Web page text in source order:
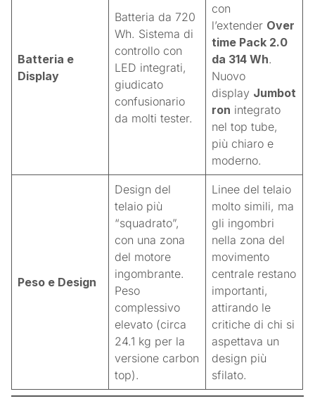
Batteria e
Display
Batteria da 720
Wh. Sistema di
controllo con
LED integrati,
giudicato
confusionario
da molti tester.
con
l’extender Over
time Pack 2.0
da 314 Wh.
Nuovo
display Jumbot
ron integrato
nel top tube,
più chiaro e
moderno.
Peso e Design
Design del
telaio più
“squadrato”,
con una zona
del motore
ingombrante.
Peso
complessivo
elevato (circa
24.1 kg per la
versione carbon
top).
Linee del telaio
molto simili, ma
gli ingombri
nella zona del
movimento
centrale restano
importanti,
attirando le
critiche di chi si
aspettava un
design più
sfilato.